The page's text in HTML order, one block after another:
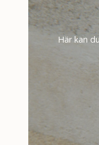
Här kan